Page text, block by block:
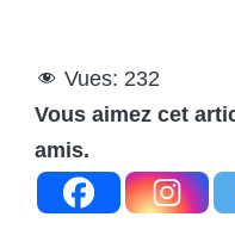
Vues: 232
Vous aimez cet
amis.